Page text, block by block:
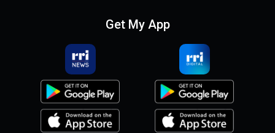
Get My App